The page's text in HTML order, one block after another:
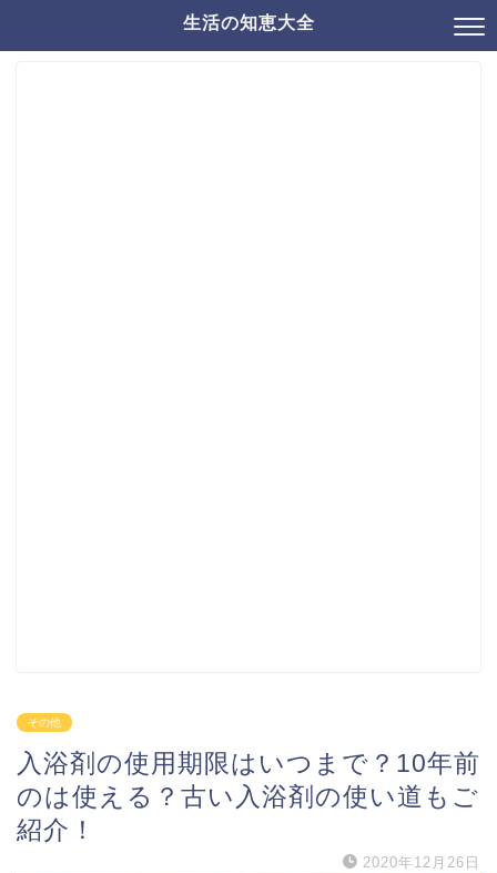
生活の知恵大全
その他
入浴剤の使用期限はいつまで？10年前
のは使える？古い入浴剤の使い道もご
紹介！
2020年12月26日